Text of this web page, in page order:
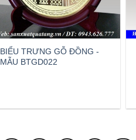
BIỂU TRƯNG GỖ ĐỒNG -
MẪU BTGD022